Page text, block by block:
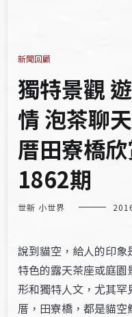
新聞回顧
獨特景觀
情 泡茶聊
厝田寮橋
1862期
世新 小世界
說到貓空，給人的印
特色的露天茶座或庭
形和獨特人文，尤其
厝，田寮橋，都是貓空